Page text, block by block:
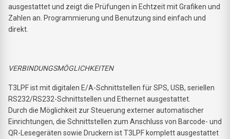
ausgestattet und zeigt die Prüfungen in Echtzeit mit Grafiken und
Zahlen an. Programmierung und Benutzung sind einfach und
direkt.
VERBINDUNGSMÖGLICHKEITEN
T3LPF ist mit digitalen E/A-Schnittstellen für SPS, USB, seriellen
RS232/RS232-Schnittstellen und Ethernet ausgestattet.
Durch die Möglichkeit zur Steuerung externer automatischer
Einrichtungen, die Schnittstellen zum Anschluss von Barcode- und
QR-Lesegeräten sowie Druckern ist T3LPF komplett ausgestattet